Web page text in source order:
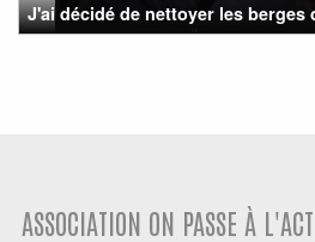
J'ai décidé de nettoyer les berges
ASSOCIATION ON PASSE À